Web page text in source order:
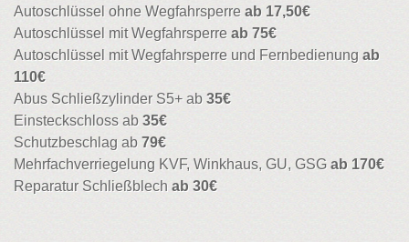
Autoschlüssel ohne Wegfahrsperre ab 17,50€
Autoschlüssel mit Wegfahrsperre ab 75€
Autoschlüssel mit Wegfahrsperre und Fernbedienung ab
110€
Abus Schließzylinder S5+ ab 35€
Einsteckschloss ab 35€
Schutzbeschlag ab 79€
Mehrfachverriegelung KVF, Winkhaus, GU, GSG ab 170€
Reparatur Schließblech ab 30€